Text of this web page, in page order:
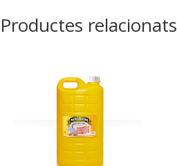
Productes relacionats